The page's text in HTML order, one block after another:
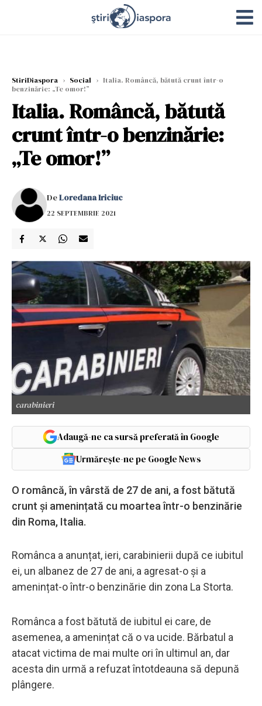
StiriDiaspora › Social › Italia. Româncă, bătută crunt într-o
benzinărie: „Te omor!”
Italia. Româncă, bătută
crunt într-o benzinărie:
„Te omor!”
DeLoredana Iriciuc
22 SEPTEMBRIE 2021
carabinieri
Adaugă-ne ca sursă preferată în Google
Urmărește-ne pe Google News
O româncă, în vârstă de 27 de ani, a fost bătută
crunt și amenințată cu moartea într-o benzinărie
din Roma, Italia.
Românca a anunțat, ieri, carabinierii după ce iubitul
ei, un albanez de 27 de ani, a agresat-o și a
amenințat-o într-o benzinărie din zona La Storta.
Românca a fost bătută de iubitul ei care, de
asemenea, a amenințat că o va ucide. Bărbatul a
atacat victima de mai multe ori în ultimul an, dar
acesta din urmă a refuzat întotdeauna să depună
plângere.